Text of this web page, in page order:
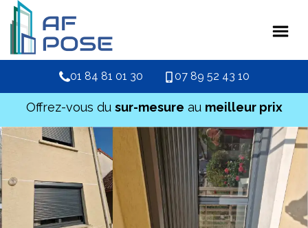
01 84 81 01 30 07 89 52 43 10
Offrez-vous du sur-mesure au meilleur prix